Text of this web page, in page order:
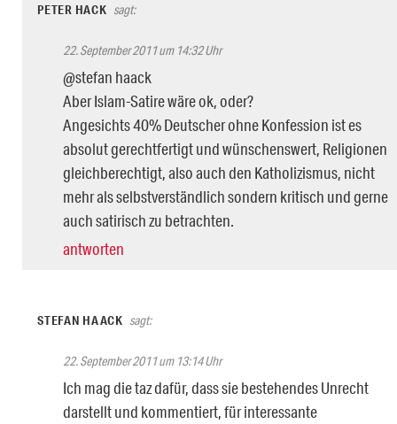
PETER HACK sagt:
22. September 2011 um 14:32 Uhr
@stefan haack
Aber Islam-Satire wäre ok, oder?
Angesichts 40% Deutscher ohne Konfession ist es
absolut gerechtfertigt und wünschenswert, Religionen
gleichberechtigt, also auch den Katholizismus, nicht
mehr als selbstverständlich sondern kritisch und gerne
auch satirisch zu betrachten.
antworten
STEFAN HAACK sagt:
22. September 2011 um 13:14 Uhr
Ich mag die taz dafür, dass sie bestehendes Unrecht
darstellt und kommentiert, für interessante